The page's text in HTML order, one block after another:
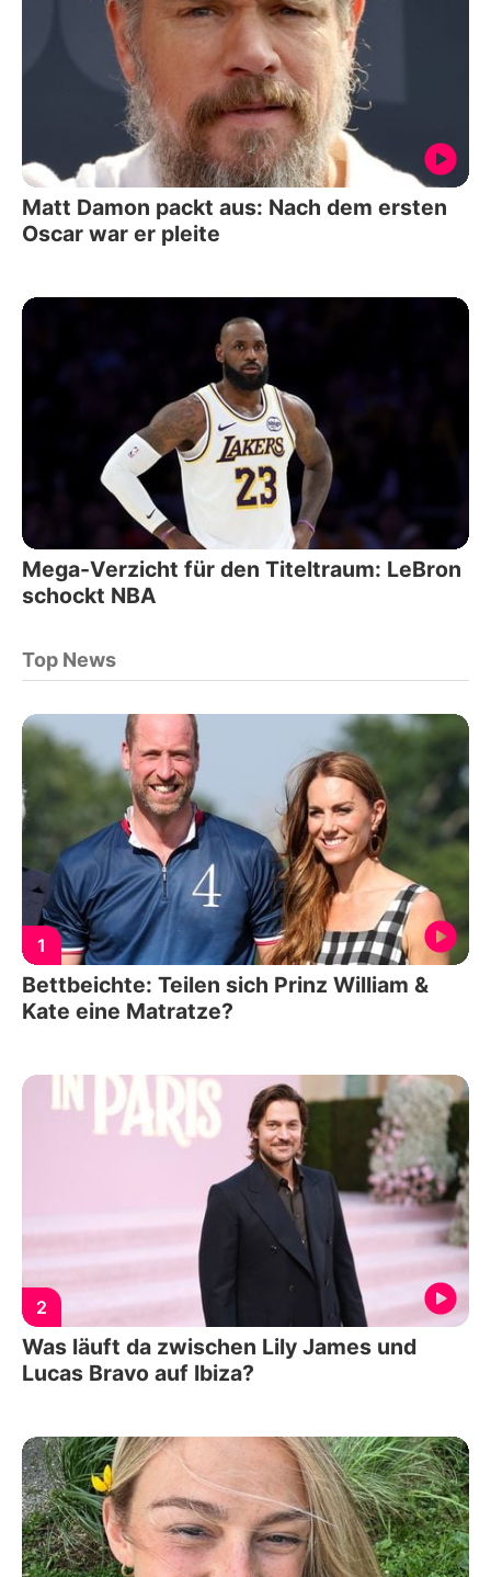
Matt Damon packt aus: Nach dem ersten
Oscar war er pleite
Mega-Verzicht für den Titeltraum: LeBron
schockt NBA
Top News
1
Bettbeichte: Teilen sich Prinz William &
Kate eine Matratze?
2
Was läuft da zwischen Lily James und
Lucas Bravo auf Ibiza?